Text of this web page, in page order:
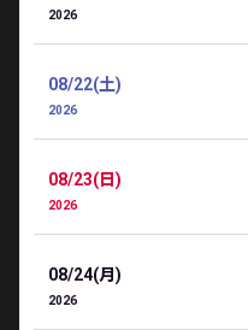
2026
08/22(土)
2026
08/23(日)
2026
08/24(月)
2026